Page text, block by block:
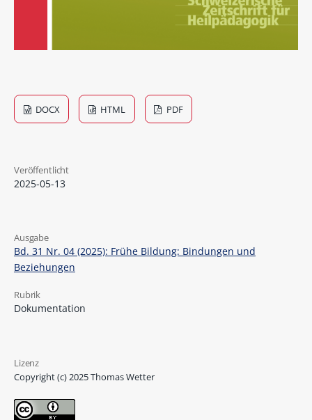
DOCX HTML PDF
Veröffentlicht
2025-05-13
Ausgabe
Bd. 31 Nr. 04 (2025): Frühe Bildung: Bindungen und
Beziehungen
Rubrik
Dokumentation
Lizenz
Copyright (c) 2025 Thomas Wetter